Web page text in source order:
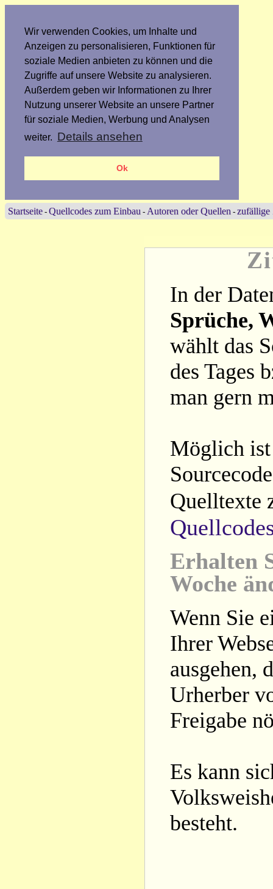
Wir verwenden Cookies, um Inhalte und
Anzeigen zu personalisieren, Funktionen für
soziale Medien anbieten zu können und die
Zugriffe auf unsere Website zu analysieren.
Außerdem geben wir Informationen zu Ihrer
Nutzung unserer Website an unsere Partner
für soziale Medien, Werbung und Analysen
weiter. Details ansehen
Ok
Startseite - Quellcodes zum Einbau - Autoren oder Quellen - zufällige
In der
Sprüche,
wählt das
des Tages
man gern
Möglich ist
Quelltexte
Erhalten
Woche
Wenn Sie
Ihrer
ausgehen,
Urherber
Freigabe
Es kann
besteht.